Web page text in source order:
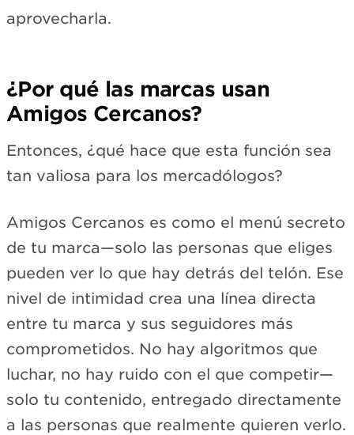
aprovecharla.
¿Por qué las marcas usan
Amigos Cercanos?
Entonces, ¿qué hace que esta función sea
tan valiosa para los mercadólogos?
Amigos Cercanos es como el menú secreto
de tu marca—solo las personas que eliges
pueden ver lo que hay detrás del telón. Ese
nivel de intimidad crea una línea directa
entre tu marca y sus seguidores más
comprometidos. No hay algoritmos que
luchar, no hay ruido con el que competir—
solo tu contenido, entregado directamente
a las personas que realmente quieren verlo.